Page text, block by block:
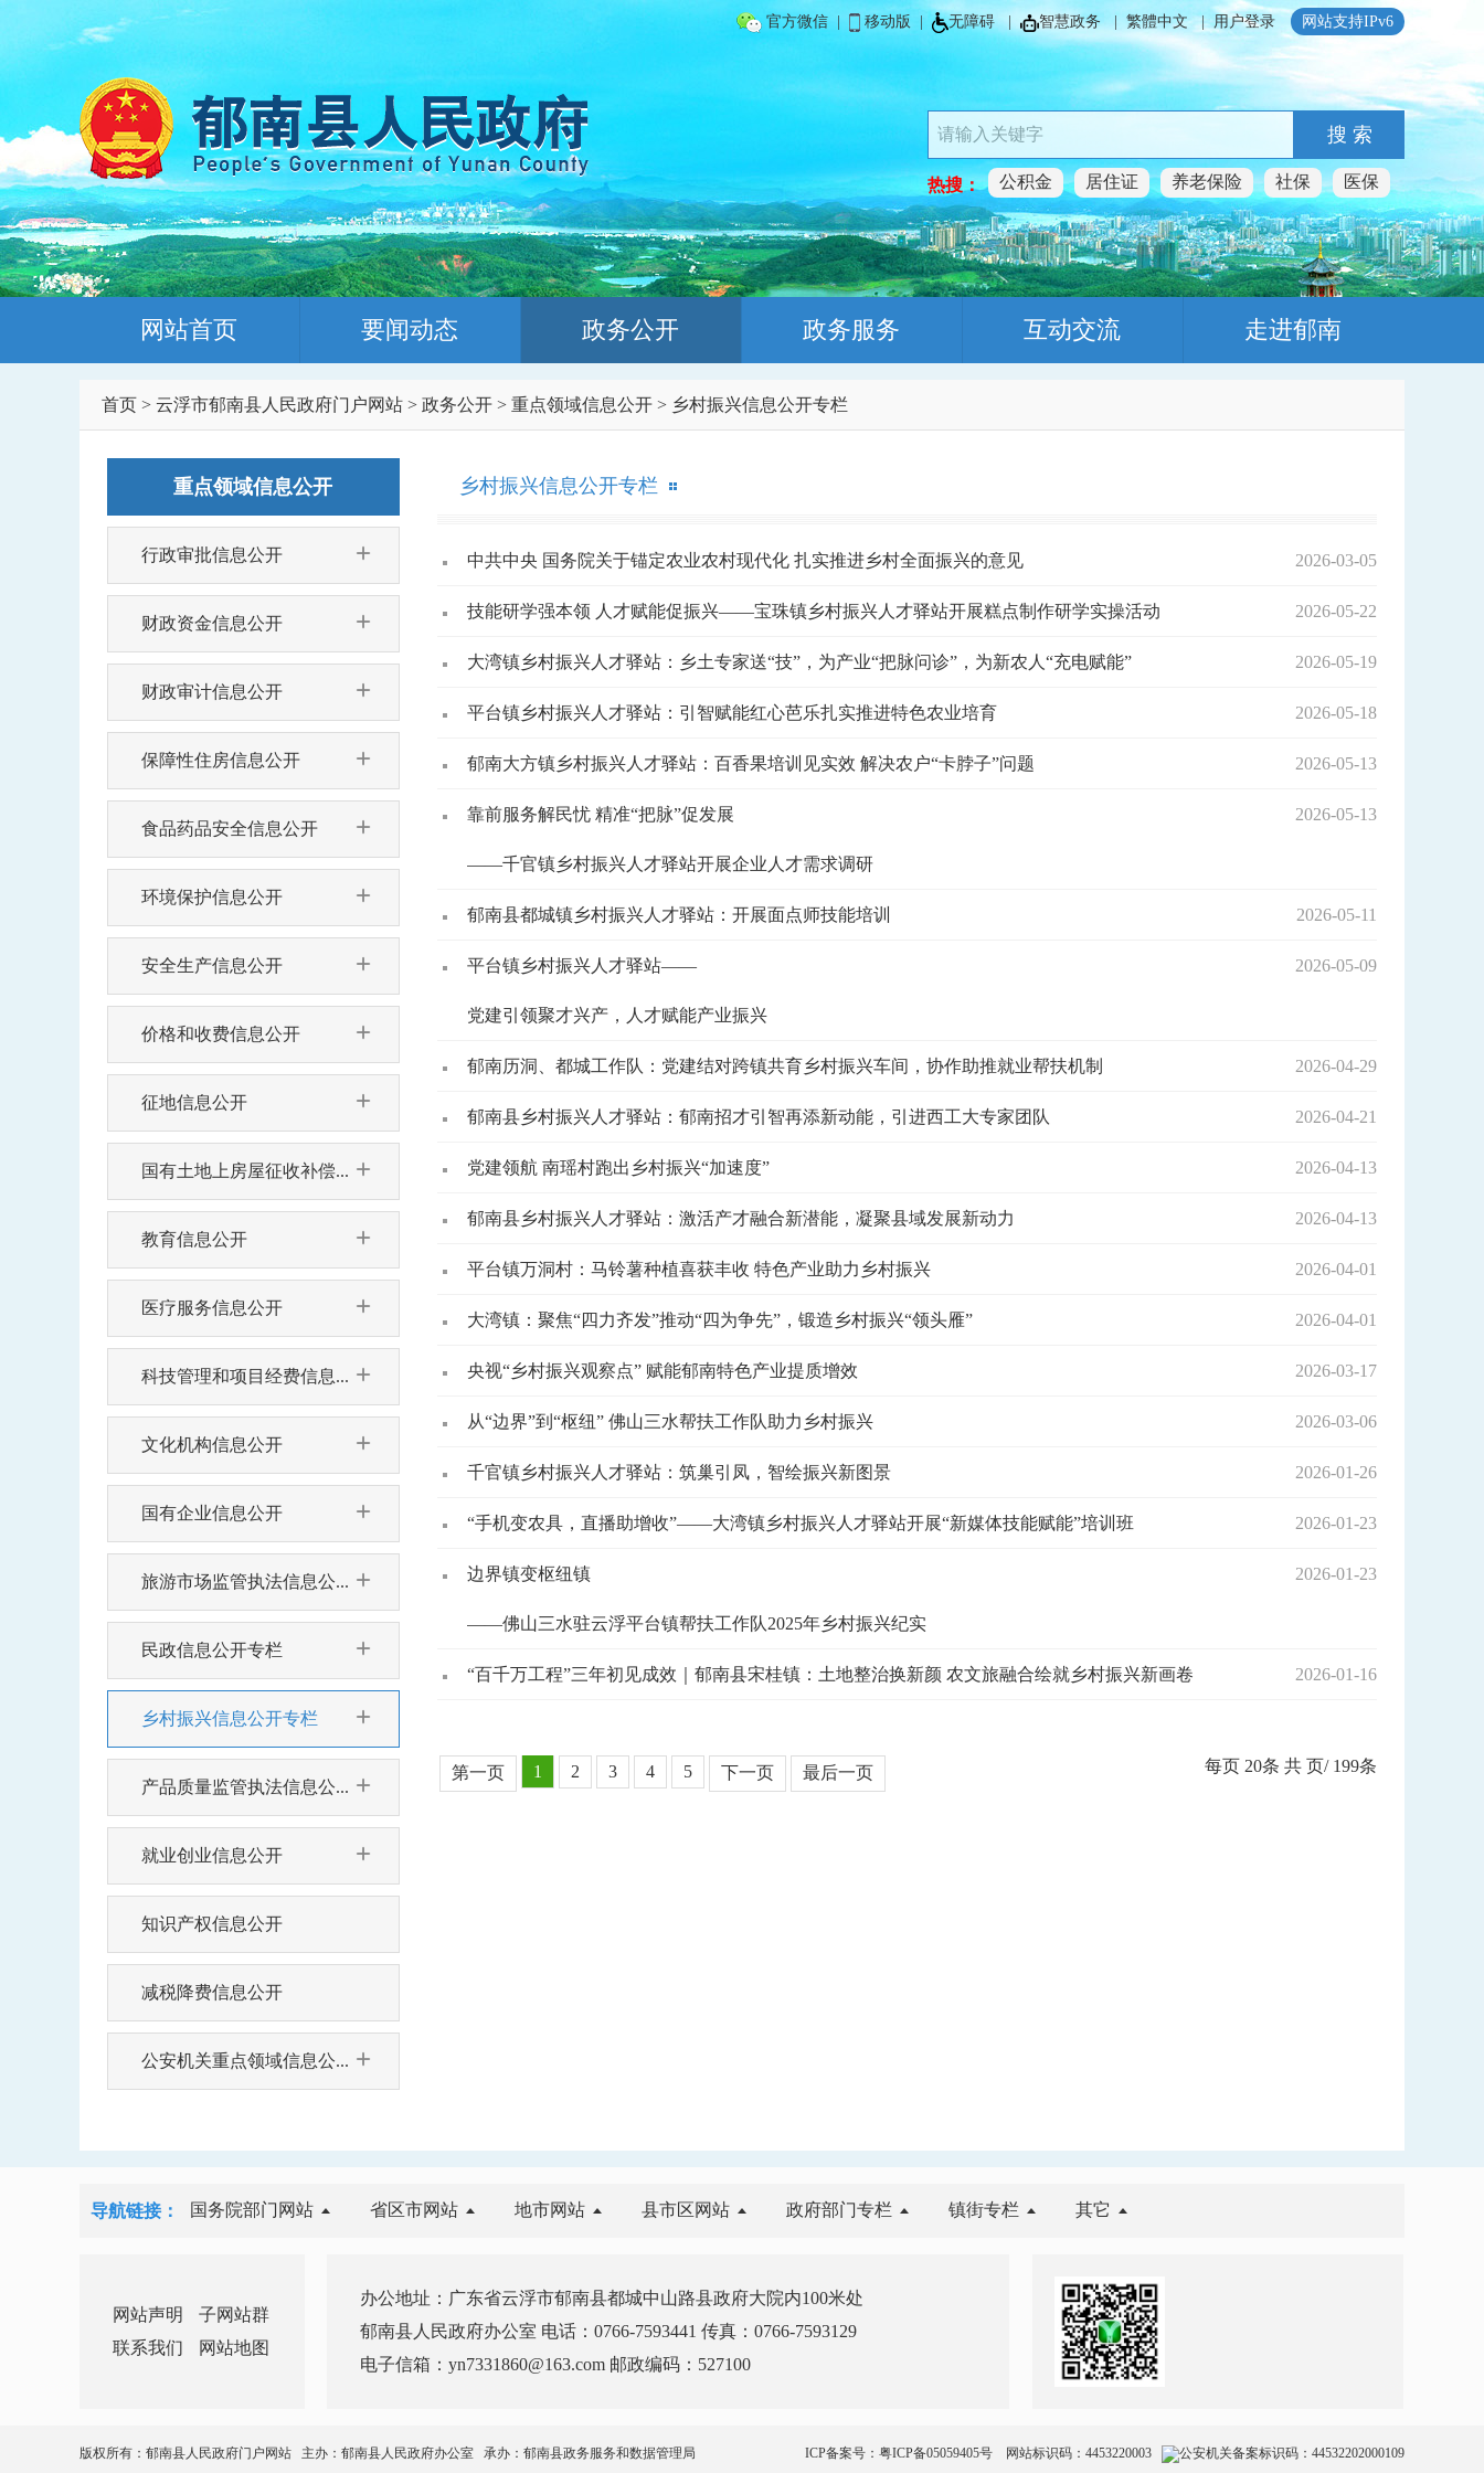
官方微信 移动版 无障碍 | 智慧政务| 繁體中文| 用户登录 网站支持IPv6
搜 索
热搜： 公积金 居住证 养老保险 社保 医保
网站首页 要闻动态 政务公开 政务服务 互动交流 走进郁南
首页 > 云浮市郁南县人民政府门户网站 > 政务公开 > 重点领域信息公开 > 乡村振兴信息公开专栏
重点领域信息公开
行政审批信息公开
财政资金信息公开
财政审计信息公开
保障性住房信息公开
食品药品安全信息公开
环境保护信息公开
安全生产信息公开
价格和收费信息公开
征地信息公开
国有土地上房屋征收补偿...
教育信息公开
医疗服务信息公开
科技管理和项目经费信息...
文化机构信息公开
国有企业信息公开
旅游市场监管执法信息公...
民政信息公开专栏
乡村振兴信息公开专栏
产品质量监管执法信息公...
就业创业信息公开
知识产权信息公开
减税降费信息公开
公安机关重点领域信息公...
乡村振兴信息公开专栏
中共中央 国务院关于锚定农业农村现代化 扎实推进乡村全面振兴的意见 2026-03-05
技能研学强本领 人才赋能促振兴——宝珠镇乡村振兴人才驿站开展糕点制作研学实操活动 2026-05-22
大湾镇乡村振兴人才驿站：乡土专家送“技”，为产业“把脉问诊”，为新农人“充电赋能” 2026-05-19
平台镇乡村振兴人才驿站：引智赋能红心芭乐扎实推进特色农业培育 2026-05-18
郁南大方镇乡村振兴人才驿站：百香果培训见实效 解决农户“卡脖子”问题 2026-05-13
靠前服务解民忧 精准“把脉”促发展
——千官镇乡村振兴人才驿站开展企业人才需求调研
2026-05-13
郁南县都城镇乡村振兴人才驿站：开展面点师技能培训 2026-05-11
平台镇乡村振兴人才驿站——
党建引领聚才兴产，人才赋能产业振兴
2026-05-09
郁南历洞、都城工作队：党建结对跨镇共育乡村振兴车间，协作助推就业帮扶机制 2026-04-29
郁南县乡村振兴人才驿站：郁南招才引智再添新动能，引进西工大专家团队 2026-04-21
党建领航 南瑶村跑出乡村振兴“加速度” 2026-04-13
郁南县乡村振兴人才驿站：激活产才融合新潜能，凝聚县域发展新动力 2026-04-13
平台镇万洞村：马铃薯种植喜获丰收 特色产业助力乡村振兴 2026-04-01
大湾镇：聚焦“四力齐发”推动“四为争先”，锻造乡村振兴“领头雁” 2026-04-01
央视“乡村振兴观察点” 赋能郁南特色产业提质增效 2026-03-17
从“边界”到“枢纽” 佛山三水帮扶工作队助力乡村振兴 2026-03-06
千官镇乡村振兴人才驿站：筑巢引凤，智绘振兴新图景 2026-01-26
“手机变农具，直播助增收”——大湾镇乡村振兴人才驿站开展“新媒体技能赋能”培训班 2026-01-23
边界镇变枢纽镇
——佛山三水驻云浮平台镇帮扶工作队2025年乡村振兴纪实
2026-01-23
“百千万工程”三年初见成效｜郁南县宋桂镇：土地整治换新颜 农文旅融合绘就乡村振兴新画卷 2026-01-16
第一页 1 2 3 4 5 下一页 最后一页 每页 20条 共 页/ 199条
导航链接： 国务院部门网站 省区市网站 地市网站 县市区网站 政府部门专栏 镇街专栏 其它
网站声明
子网站群
联系我们
网站地图
办公地址：广东省云浮市郁南县都城中山路县政府大院内100米处
郁南县人民政府办公室 电话：0766-7593441 传真：0766-7593129
电子信箱：yn7331860@163.com 邮政编码：527100
版权所有：郁南县人民政府门户网站 主办：郁南县人民政府办公室 承办：郁南县政务服务和数据管理局 ICP备案号： 粤ICP备05059405号 网站标识码：4453220003 公安机关备案标识码：44532202000109